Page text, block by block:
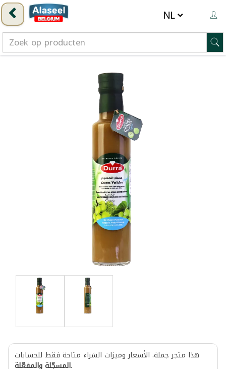
هذا متجر جملة. الأسعار وميزات الشراء متاحة فقط للحسابات
المسجّلة والمفعّلة.